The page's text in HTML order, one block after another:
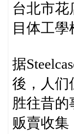
台北市花
目体工
据
後，人们
胜往昔的
贩賣收集